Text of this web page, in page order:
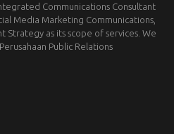
Communications Consultant
Media Marketing Communications,
Strategy as its scope of services. We
Public Relations